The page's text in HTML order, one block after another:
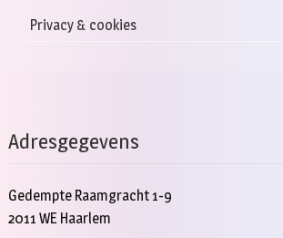
Privacy & cookies
Adresgegevens
Gedempte Raamgracht 1-9
2011 WE Haarlem